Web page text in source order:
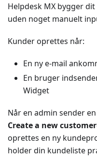
Helpdesk MX bygger
uden noget manuelt
Kunder oprettes når:
En ny e-mail
En bruger
Widget
Når en admin sender
Create a new customer
oprettes en ny
holder din kundeliste